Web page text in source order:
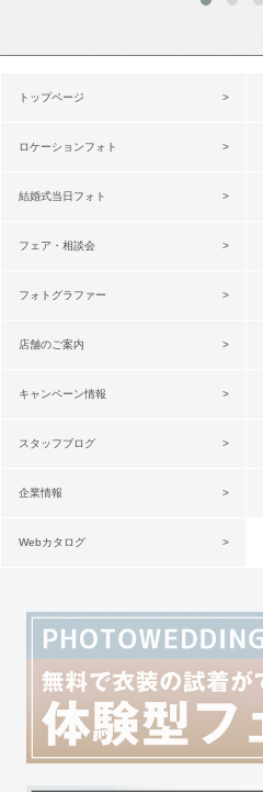
トップページ
ロケーションフォト
結婚式当日フォト
フェア・相談会
フォトグラファー
店舗のご案内
キャンペーン情報
スタッフブログ
企業情報
Webカタログ